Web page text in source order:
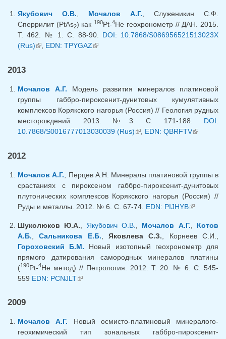
Якубович О.В., Мочалов А.Г., Служеникин С.Ф.
Сперрилит (PtAs2) как190Pt-4He геохронометр // ДАН. 2015.
Т. 462. № 1. С. 88-90. DOI: 10.7868/S086956521513023X
(Rus)(link is external)
, EDN: TPYGAZ(link is external)
2013
Мочалов А.Г. Модель развития минералов платиновой
группы габбро-пироксенит-дунитовых кумулятивных
комплексов Корякского нагорья (Россия) // Геология рудных
месторождений. 2013. №3. С. 171-188. DOI:
10.7868/S0016777013030039 (Rus)(link is external)
EDN: QBRFTV(link is
2012
Мочалов А.Г. , Перцев А.Н. Минералы платиновой группы в
срастаниях с пироксеном габбро-пироксенит-дунитовых
плутонических комплексов Корякского нагорья (Россия) //
Руды и металлы. 2012. № 6. С. 67-74. EDN: PIJHYB(link is
Шуколюков Ю.А.
Якубович О.В. Мочалов А.Г.
Котов
А.Б. ,Сальникова Е.Б. ,Яковлева С.З. , Корнеев С.И.,
Гороховский Б.М. Новый изотопный геохронометр для
прямого датирования самородных минералов платины
(190Pt-4He метод) // Петрология. 2012. Т. 20. № 6. С. 545-
559 EDN: PCNJLT(link is external)
2009
Мочалов А.Г. Новый осмисто-платиновый минералого-
геохимический тип зональных габбро-пироксенит-